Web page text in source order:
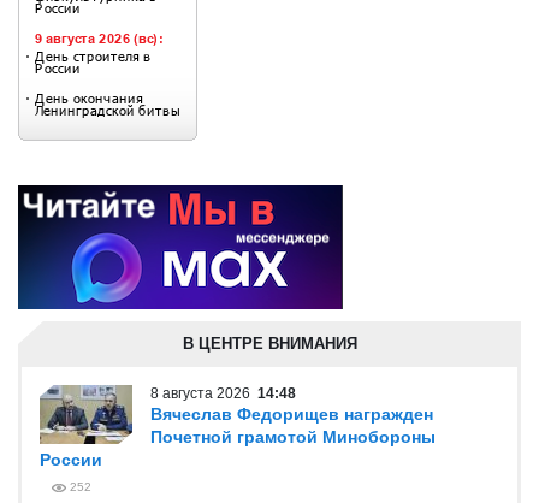
В ЦЕНТРЕ ВНИМАНИЯ
8 августа 2026 14:48
Вячеслав Федорищев награжден
Почетной грамотой Минобороны
России
252